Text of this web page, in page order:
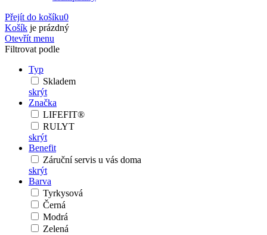
Přejít do košíku0
Košík je prázdný
Otevřít menu
Filtrovat podle
Typ
Skladem
skrýt
Značka
LIFEFIT®
RULYT
skrýt
Benefit
Záruční servis u vás doma
skrýt
Barva
Tyrkysová
Černá
Modrá
Zelená